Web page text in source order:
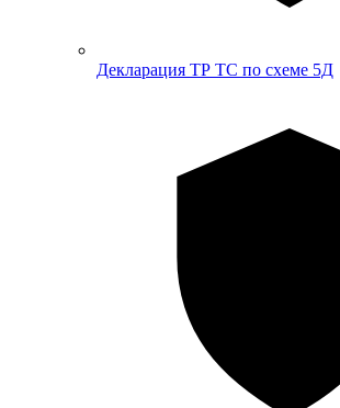
Декларация ТР ТС по схеме 5Д